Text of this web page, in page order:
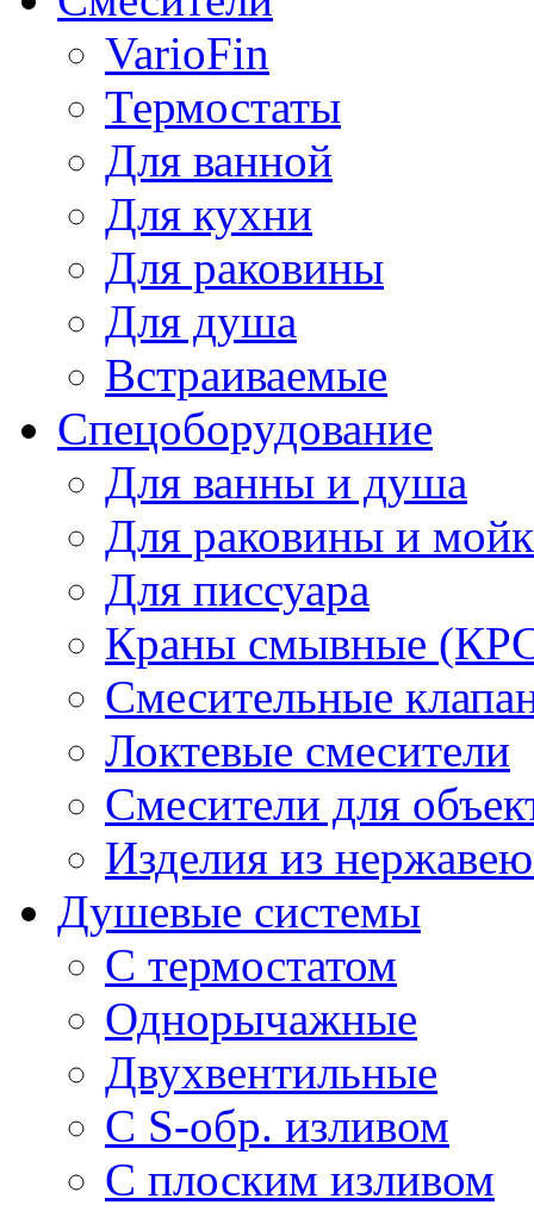
VarioFin
Термостаты
Для ванной
Для кухни
Для раковины
Для душа
Встраиваемые
Спецоборудование
Для ванны и душа
Для раковины и
Для писсуара
Краны смывные
Смесительные
Локтевые смесители
Смесители для
Изделия из
Душевые системы
С термостатом
Однорычажные
Двухвентильные
С S-обр. изливом
С плоским изливом